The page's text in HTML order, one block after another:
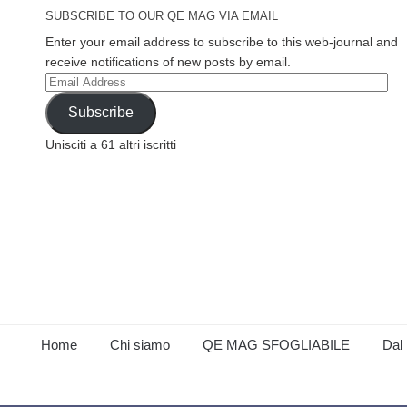
SUBSCRIBE TO OUR QE MAG VIA EMAIL
Enter your email address to subscribe to this web-journal and
receive notifications of new posts by email.
Email
Address
Subscribe
Unisciti a 61 altri iscritti
Home Chi siamo QE MAG SFOGLIABILE Dal